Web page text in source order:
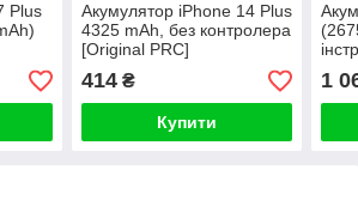
Plus
Акумулятор iPhone 14 Plus
4325 mAh, без контролера
[Original PRC]
414₴
Купити
1